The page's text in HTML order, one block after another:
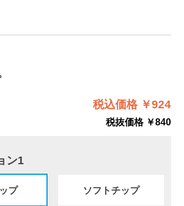
税込価格 ￥924
税抜価格 ￥840
ン1
プ ソフトチップ